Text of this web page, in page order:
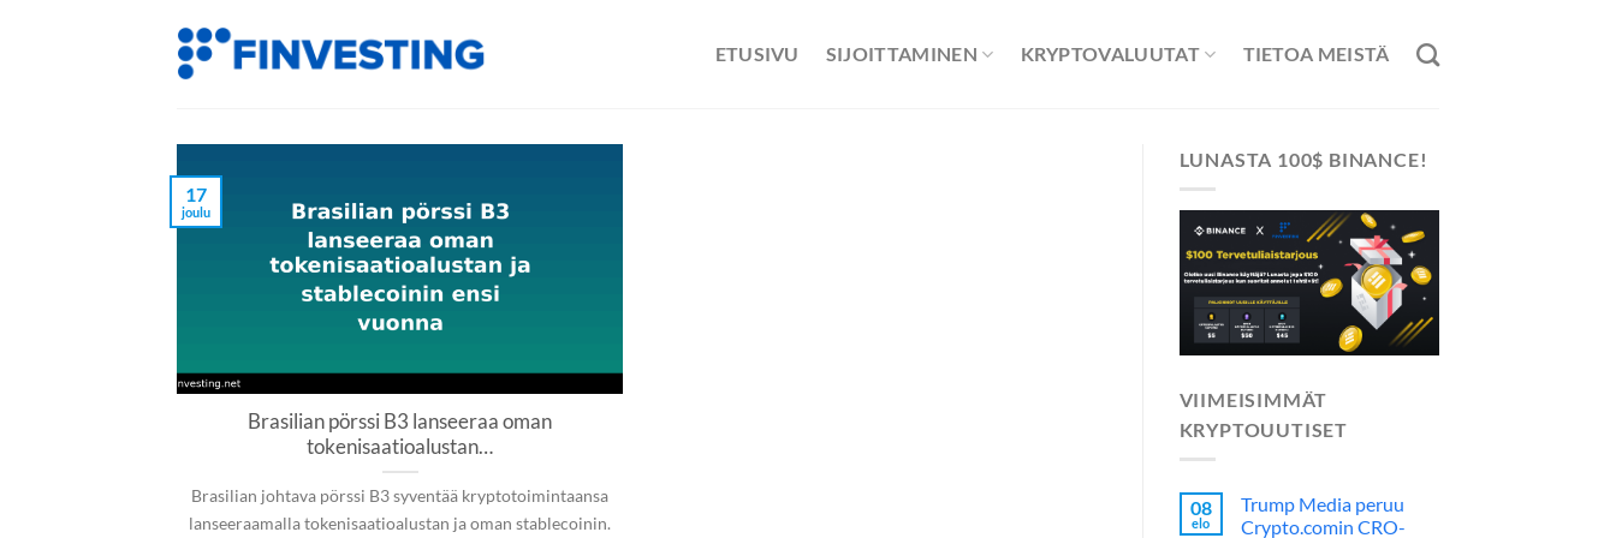
ETUSIVU SIJOITTAMINEN KRYPTOVALUUTAT TIETOA MEISTÄ
Brasilian pörssi B3 lanseeraa oman
tokenisaatioalustan…
Brasilian johtava pörssi B3 syventää kryptotoimintaansa
lanseeraamalla tokenisaatioalustan ja oman stablecoinin.
17
joulu
LUNASTA 100$ BINANCE!
VIIMEISIMMÄT
KRYPTOUUTISET
08
elo
Trump Media peruu
Crypto.comin CRO-